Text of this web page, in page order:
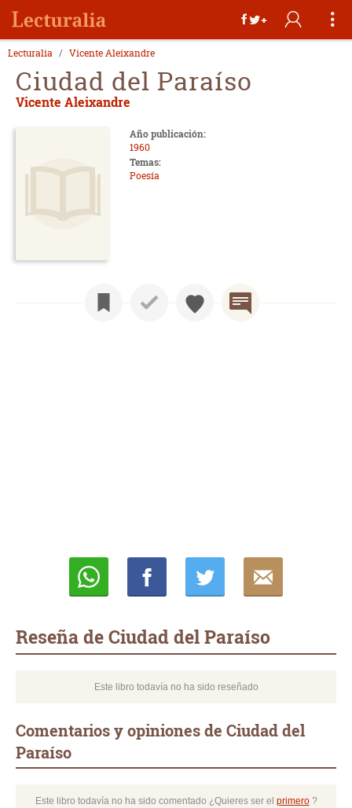
Lecturalia Vicente Aleixandre
Ciudad del Paraíso
Vicente Aleixandre
Año publicación:
1960
Temas:
Poesía
Reseña de Ciudad del Paraíso
Este libro todavía no ha sido reseñado
Comentarios y opiniones de Ciudad del
Paraíso
Este libro todavía no ha sido comentado ¿Quieres ser el primero?